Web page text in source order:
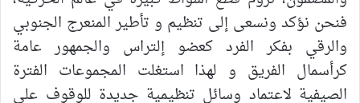
فنحن نؤكد ونسعى إلى تنظيم و تأطير المنعرج الجنوبي
والرقي بفكر الفرد كعضو إلتراس والجمهور عامة
كرأسمال الفريق و لهذا استغلت المجموعات الفترة
الصيفية لاعتماد وسائل تنظيمية جديدة للوقوف على